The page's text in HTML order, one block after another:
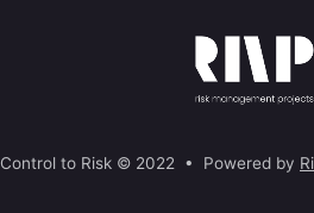
Control to Risk © 2022 • Powered by